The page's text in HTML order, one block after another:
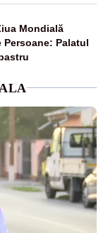
Mondială
Palatul